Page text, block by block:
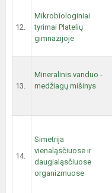
12.
Mikrobiologiniai
tyrimai Platelių
gimnazijoje
13.
Mineralinis vanduo -
medžiagų mišinys
14.
Simetrija
vienaląsčiuose ir
daugialąsčiuose
organizmuose